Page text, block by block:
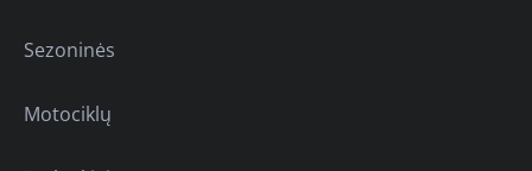
Sezoninės
Motociklų